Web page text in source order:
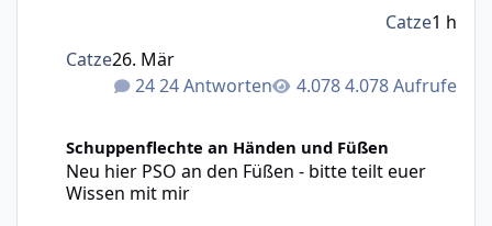
24 Antworten 4.078 Aufrufe
Catze26. Mär
Catze1 h
Schuppenflechte an Händen und Füßen
Neu hier PSO an den Füßen - bitte teilt euer
Wissen mit mir